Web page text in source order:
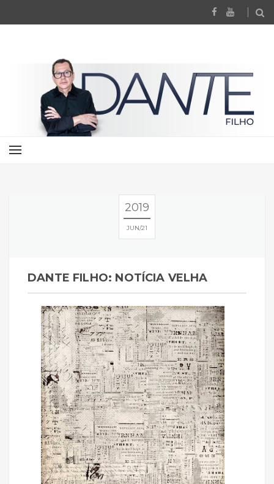
2019
JUN 21
DANTE FILHO: NOTÍCIA VELHA